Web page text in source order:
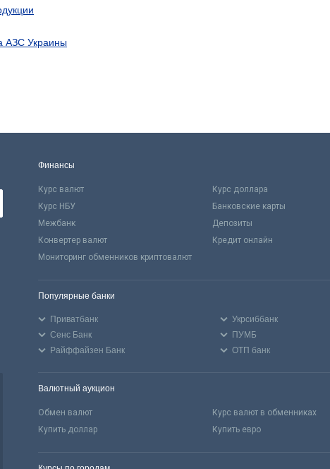
АЗС Украины
Финансы
Курс валют Курс доллара
Курс НБУ
Банковские карты
Межбанк
Депозиты
Конвертер валют
Кредит онлайн
Мониторинг обменников криптовалют
Популярные банки
Приватбанк Укрсиббанк
Сенс Банк
ПУМБ
Райффайзен Банк
ОТП банк
Валютный аукцион
Обмен валют Курс валют в обменниках
Купить доллар
Купить евро